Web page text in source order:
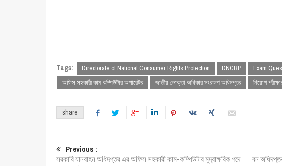
Tags: Directorate of National Consumer Rights Protection DNCRP Exam
অফিস সহকারী কাম কম্পিউটার অপারেটর
জাতীয় ভোক্তা অধিকার সংরক্ষণ অধিদপ্তর নিয়োগ
share
Previous :
সরকারি যানবাহন অধিদপ্তর এর অফিস সহকারী কাম-কম্পিউটার মুদ্রাক্ষরিক পদে
বন